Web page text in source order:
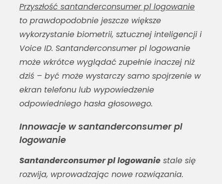
Przyszłość santanderconsumer pl logowanie
to prawdopodobnie jeszcze większe
wykorzystanie biometrii, sztucznej inteligencji i
Voice ID. Santanderconsumer pl logowanie
może wkrótce wyglądać zupełnie inaczej niż
dziś – być może wystarczy samo spojrzenie w
ekran telefonu lub wypowiedzenie
odpowiedniego hasła głosowego.
Innowacje w santanderconsumer pl
logowanie
Santanderconsumer pl logowaniestale się
rozwija, wprowadzając nowe rozwiązania.